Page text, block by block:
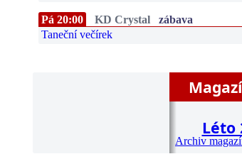
Pá 20:00 KD Crystal
zábava
Taneční večírek
Léto
Archiv